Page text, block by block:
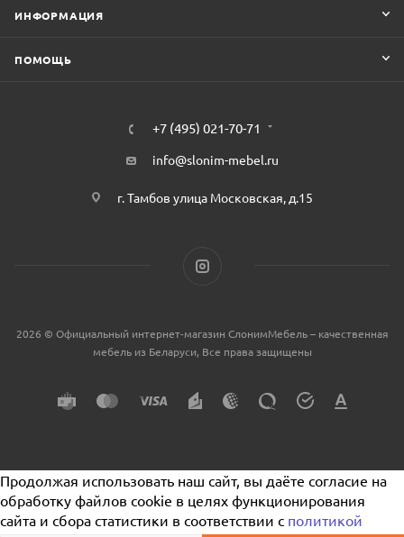
ИНФОРМАЦИЯ
ПОМОЩЬ
+7 (495) 021-70-71
info@slonim-mebel.ru
г. Тамбов улица Московская, д.15
2026 © Официальный интернет-магазин СлонимМебель – качественная
мебель из Беларуси, Все права защищены
Продолжая использовать наш сайт, вы даёте согласие на
обработку файлов cookie в целях функционирования
сайта и сбора статистики в соответствии с политикой